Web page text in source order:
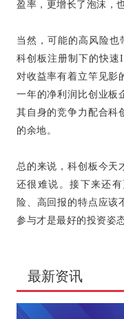
盈率，更增长了泡沫，
当然，可能的高风险也
科创板注册制下的快速
对收益率有着立竿见影
一年的净利润比创业板
其自身的竞争力配合科
的余地。
总的来说，科创板今天
还很难说。接下来还
险、高回报的特点应该
参与才是最好的投资姿态
最新资讯